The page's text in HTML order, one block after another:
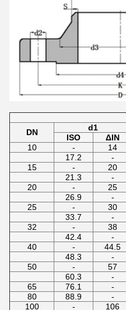
DN d1
ISO
ΔΙΝ
10
- 14
17.2
-
15
- 20
21.3
-
20
- 25
26.9
-
25
- 30
33.7
-
32
- 38
42.4
-
40
- 44.5
48.3
-
50
- 57
60.3
-
65
76.1 -
80
88.9 -
100
- 106